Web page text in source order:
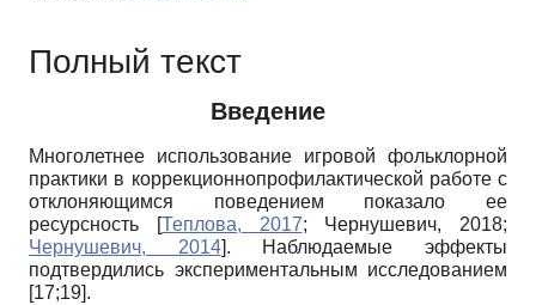
Полный текст
Введение
Многолетнее использование игровой фольклорной
практики в коррекционно­профилактической работе с
отклоняющимся поведением показало ее
ресурсность
[Теплова, 2017; Чернушевич, 2018;
Чернушевич, 2014]. Наблюдаемые эффекты
подтвердились экспериментальным исследованием
[17;19].